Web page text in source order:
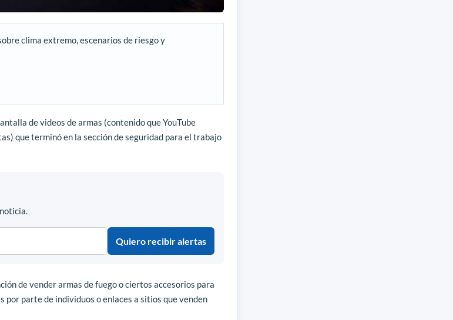
clima extremo, escenarios de riesgo y
de videos de armas (contenido que YouTube
que terminó en la sección de seguridad para el trabajo
Quiero recibir alertas
de vender armas de fuego o ciertos accesorios para
parte de individuos o enlaces a sitios que venden